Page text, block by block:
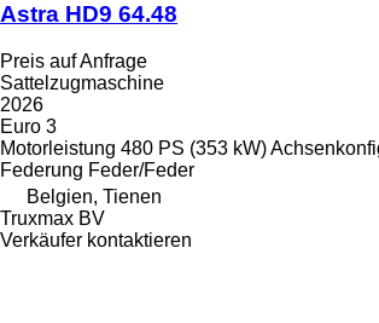
Astra HD9 64.48
Preis auf Anfrage
Sattelzugmaschine
2026
Euro 3
Motorleistung 480 PS (353 kW)
Federung Feder/Feder
Belgien, Tienen
Truxmax BV
Verkäufer kontaktieren